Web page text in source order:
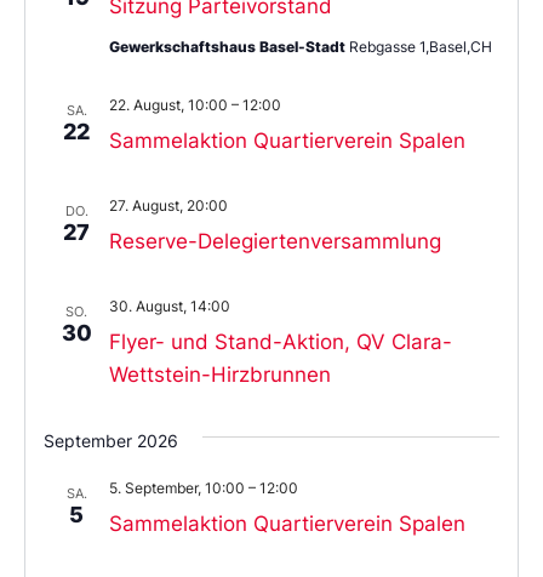
Sitzung Parteivorstand
Gewerkschaftshaus Basel-Stadt Rebgasse 1,Basel,CH
SA.
22 Sammelaktion Quartierverein Spalen
22. August, 10:00 – 12:00
DO.
27 Reserve-Delegiertenversammlung
27. August, 20:00
SO.
30
Flyer- und Stand-Aktion, QV Clara-
Wettstein-Hirzbrunnen
30. August, 14:00
September 2026
SA.
5 Sammelaktion Quartierverein Spalen
5. September, 10:00 – 12:00